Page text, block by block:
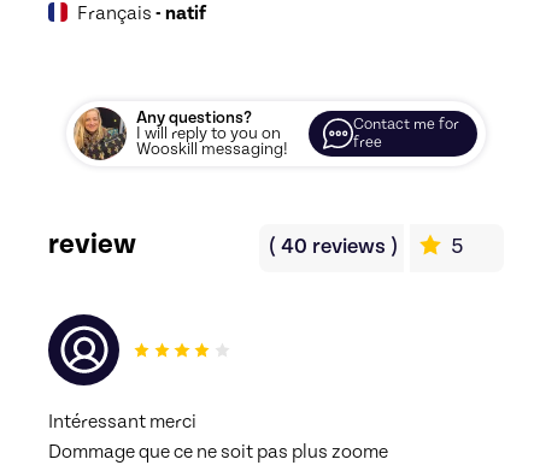
Français - natif
Any questions?
I will reply to you on
Wooskill messaging!
Contact me for
free
review ( 40 reviews ) 5
Intéressant merci
Dommage que ce ne soit pas plus zoome